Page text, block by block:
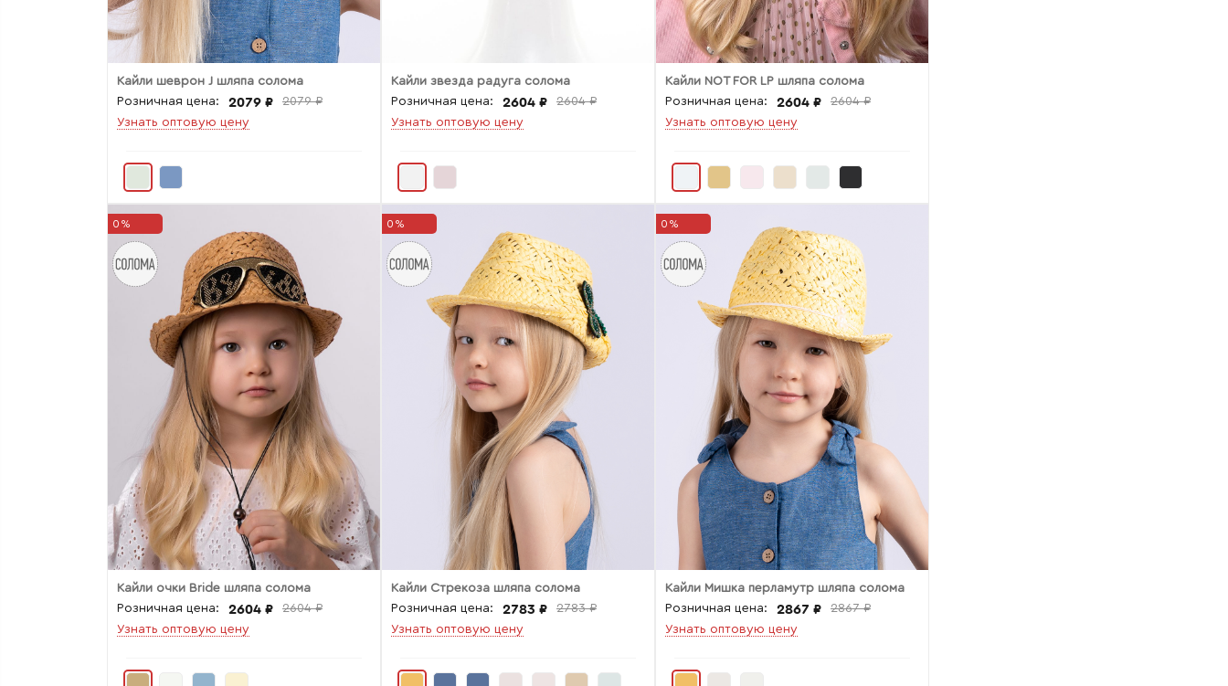
Кайли шеврон J шляпа солома
Розничная цена:
2079 ₽
2079 ₽
Узнать оптовую цену
Кайли звезда радуга солома
Розничная цена:
2604 ₽
2604 ₽
Узнать оптовую цену
Кайли NOT FOR LP шляпа солома
Розничная цена:
2604 ₽
2604 ₽
Узнать оптовую цену
0%
Кайли очки Bride шляпа солома
Розничная цена:
2604 ₽
2604 ₽
Узнать оптовую цену
0%
Кайли Стрекоза шляпа солома
Розничная цена:
2783 ₽
2783 ₽
Узнать оптовую цену
0%
Кайли Мишка перламутр шляпа солома
Розничная цена:
2867 ₽
2867 ₽
Узнать оптовую цену